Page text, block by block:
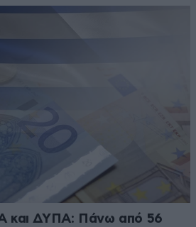
και ΔΥΠΑ: Πάνω από 56